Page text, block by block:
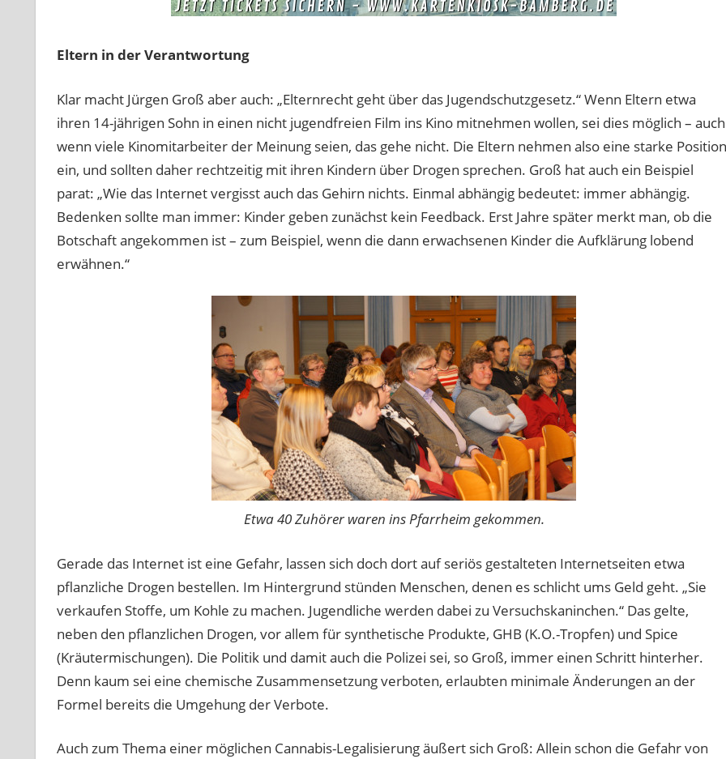
Eltern in der Verantwortung
Klar macht Jürgen Groß aber auch: „Elternrecht geht über das Jugendschutzgesetz.“ Wenn Eltern etwa
ihren 14-jährigen Sohn in einen nicht jugendfreien Film ins Kino mitnehmen wollen, sei dies möglich – auch
wenn viele Kinomitarbeiter der Meinung seien, das gehe nicht. Die Eltern nehmen also eine starke Position
ein, und sollten daher rechtzeitig mit ihren Kindern über Drogen sprechen. Groß hat auch ein Beispiel
parat: „Wie das Internet vergisst auch das Gehirn nichts. Einmal abhängig bedeutet: immer abhängig.
Bedenken sollte man immer: Kinder geben zunächst kein Feedback. Erst Jahre später merkt man, ob die
Botschaft angekommen ist – zum Beispiel, wenn die dann erwachsenen Kinder die Aufklärung lobend
erwähnen.“
Etwa 40 Zuhörer waren ins Pfarrheim gekommen.
Gerade das Internet ist eine Gefahr, lassen sich doch dort auf seriös gestalteten Internetseiten etwa
pflanzliche Drogen bestellen. Im Hintergrund stünden Menschen, denen es schlicht ums Geld geht. „Sie
verkaufen Stoffe, um Kohle zu machen. Jugendliche werden dabei zu Versuchskaninchen.“ Das gelte,
neben den pflanzlichen Drogen, vor allem für synthetische Produkte, GHB (K.O.-Tropfen) und Spice
(Kräutermischungen). Die Politik und damit auch die Polizei sei, so Groß, immer einen Schritt hinterher.
Denn kaum sei eine chemische Zusammensetzung verboten, erlaubten minimale Änderungen an der
Formel bereits die Umgehung der Verbote.
Auch zum Thema einer möglichen Cannabis-Legalisierung äußert sich Groß: Allein schon die Gefahr von